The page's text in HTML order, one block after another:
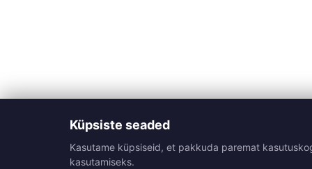
Küpsiste seaded
Kasutame küpsiseid, et pakkuda paremat
kasutamiseks.